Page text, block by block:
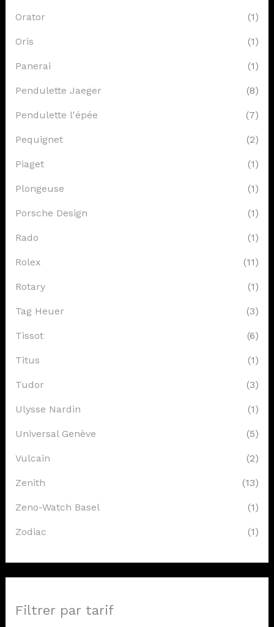
Orator (1)
Oris (1)
Panerai (1)
Pendulette Jaeger (8)
Pendulette l'épée (7)
Pequignet (2)
Piaget (1)
Plongeuse (1)
Porsche Design (1)
Rado (1)
Rolex (11)
Rotary (1)
Tag Heuer (3)
Tissot (6)
Titus (1)
Tudor (3)
Ulysse Nardin (1)
Universal Genève (5)
Vulcain (2)
Zenith (13)
Zeno-Watch Basel (1)
Zodiac (1)
Filtrer par tarif